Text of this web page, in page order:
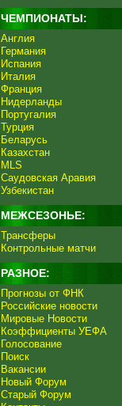
ЧЕМПИОНАТЫ:
Англия
Германия
Испания
Италия
Франция
Нидерланды
Португалия
Турция
Беларусь
Казахстан
MLS
Саудовская Аравия
Узбекистан
МЕЖСЕЗОНЬЕ:
Трансферы
Контрольные матчи
РАЗНОЕ:
Прогнозы от ФНК
Российские новости
Мировые Новости
Коэффициенты УЕФА
Голосование
Поиск
Вакансии
Новый Форум
Старый Форум